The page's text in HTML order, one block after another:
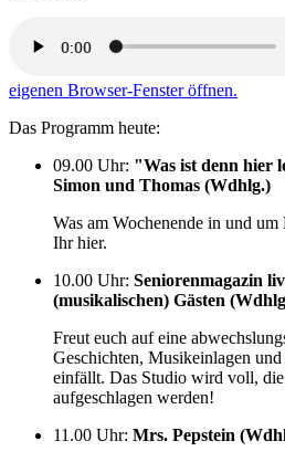
eigenen Browser-Fenster öffnen.
Das Programm heute:
09.00 Uhr: "Was ist denn hier
Simon und Thomas (Wdhlg.)
Was am Wochenende in und
Ihr hier.
10.00 Uhr: Seniorenmagazin
(musikalischen) Gästen
Freut euch auf eine
Geschichten, Musikeinlagen
einfällt. Das Studio wird voll,
aufgeschlagen werden!
11.00 Uhr: Mrs. Pepstein